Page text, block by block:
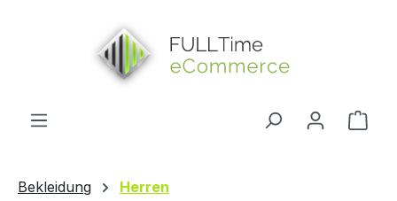
Bekleidung Herren